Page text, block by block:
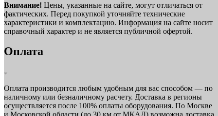
Внимание! Цены, указанные на сайте, могут отличаться от
фактических. Перед покупкой уточняйте технические
характеристики и комплектацию. Информация на сайте носит
справочный характер и не является публичной офертой.
Оплата
Оплата производится любым удобным для вас способом — по
наличному или безналичному расчету. Доставка в регионы
осуществляется после 100% оплаты оборудования. По Москве